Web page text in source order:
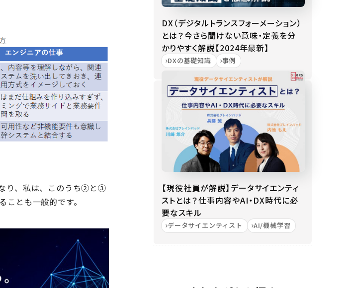
り、私は、このうち②と③
とも一般的です。
DX（デジタルトランスフォーメーション）
とは？今さら聞けない意味・定義を分
かりやすく解説【2024年最新】
DXの基礎知識 事例
【現役社員が解説】データサイエンティ
ストとは？仕事内容やAI・DX時代に必
要なスキル
データサイエンティスト AI/機械学習